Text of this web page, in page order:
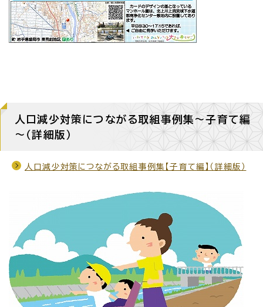
人口減少対策につながる取組事例集～子育て編
～（詳細版）
人口減少対策につながる取組事例集【子育て編】（詳細版）